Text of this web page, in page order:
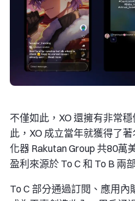
不僅如此，XO 還擁有非常
此，XO 成立當年就獲得了
化器 Rakutan Group 共80萬
盈利來源於 To C 和 To B 兩
To C 部分通過訂閱、應用內